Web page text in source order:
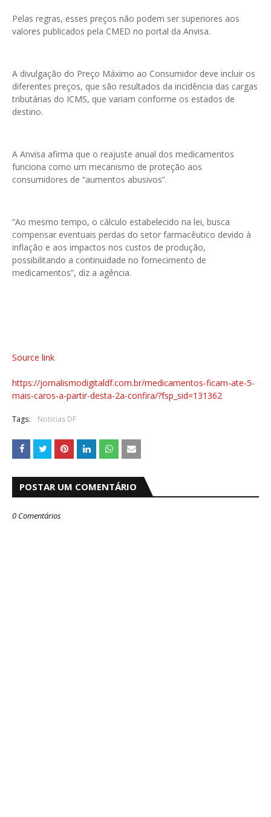
Pelas regras, esses preços não podem ser superiores aos
valores publicados pela CMED no portal da Anvisa.
A divulgação do Preço Máximo ao Consumidor deve incluir os
diferentes preços, que são resultados da incidência das cargas
tributárias do ICMS, que variam conforme os estados de
destino.
A Anvisa afirma que o reajuste anual dos medicamentos
funciona como um mecanismo de proteção aos
consumidores de “aumentos abusivos”.
“Ao mesmo tempo, o cálculo estabelecido na lei, busca
compensar eventuais perdas do setor farmacêutico devido à
inflação e aos impactos nos custos de produção,
possibilitando a continuidade no fornecimento de
medicamentos”, diz a agência.
Source link
https://jornalismodigitaldf.com.br/medicamentos-ficam-ate-5-
mais-caros-a-partir-desta-2a-confira/?fsp_sid=131362
Tags: Noticias DF
POSTAR UM COMENTÁRIO
0 Comentários